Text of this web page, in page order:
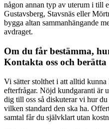
någon annan typ av uterum i till
Gustavsberg, Stavsnäs eller
bygga altan sammanhängande
avdraget.
Om du får bestämma,
Kontakta oss och berätta
Vi sätter stolthet i att alltid
efterfrågar. Nöjd kundgaranti är
dig till oss så diskuterar vi hur
vilken standard den ska ha.
samtal får du självklart utan